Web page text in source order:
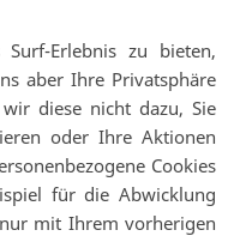
Erlebnis zu bieten,
aber Ihre Privatsphäre
diese nicht dazu, Sie
oder Ihre Aktionen
Cookies
für die Abwicklung
mit Ihrem vorherigen